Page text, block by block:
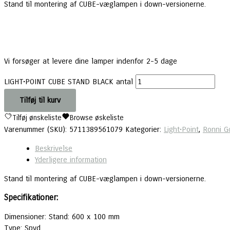
Stand til montering af CUBE-væglampen i down-versionerne.
Vi forsøger at levere dine lamper indenfor 2-5 dage
LIGHT•POINT CUBE STAND BLACK antal
Tilføj til kurv
Tilføj ønskeliste Browse øskeliste
Varenummer (SKU): 5711389561079 Kategorier: Light•Point, Ronni
Beskrivelse
Yderligere information
Stand til montering af CUBE-væglampen i down-versionerne.
Specifikationer:
Dimensioner: Stand: 600 x 100 mm
Type: Spyd